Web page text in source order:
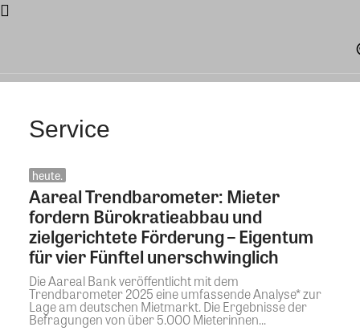
Service
heute.
Aareal Trendbarometer: Mieter
fordern Bürokratieabbau und
zielgerichtete Förderung – Eigentum
für vier Fünftel unerschwinglich
Die Aareal Bank veröffentlicht mit dem
Trendbarometer 2025 eine umfassende Analyse* zur
Lage am deutschen Mietmarkt. Die Ergebnisse der
Befragungen von über 5.000 Mieterinnen...